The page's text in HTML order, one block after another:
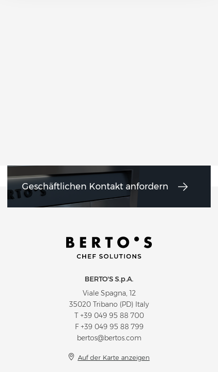
Geschäftlichen Kontakt anfordern
BERTO'S S.p.A.
Viale Spagna, 12
35020 Tribano (PD) Italy
T +39 049 95 88 700
F +39 049 95 88 799
bertos@bertos.com
Auf der Karte anzeigen